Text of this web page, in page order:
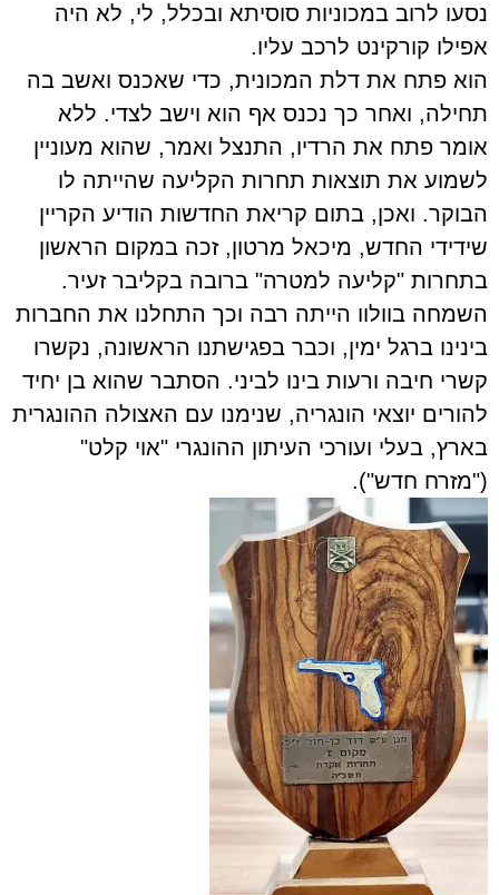
נסעו לרוב במכוניות סוסיתא ובכלל, לי, לא היה
אפילו קורקינט לרכב עליו.
הוא פתח את דלת המכונית, כדי שאכנס ואשב בה
תחילה, ואחר כך נכנס אף הוא וישב לצדי. ללא
אומר פתח את הרדיו, התנצל ואמר, שהוא מעוניין
לשמוע את תוצאות תחרות הקליעה שהייתה לו
הבוקר. ואכן, בתום קריאת החדשות הודיע הקריין
שידידי החדש, מיכאל מרטון, זכה במקום הראשון
בתחרות "קליעה למטרה" ברובה בקליבר זעיר.
השמחה בוולוו הייתה רבה וכך התחלנו את החברות
בינינו ברגל ימין, וכבר בפגישתנו הראשונה, נקשרו
קשרי חיבה ורעות בינו לביני. הסתבר שהוא בן יחיד
להורים יוצאי הונגריה, שנימנו עם האצולה ההונגרית
בארץ, בעלי ועורכי העיתון ההונגרי "אוי קלט"
("מזרח חדש").